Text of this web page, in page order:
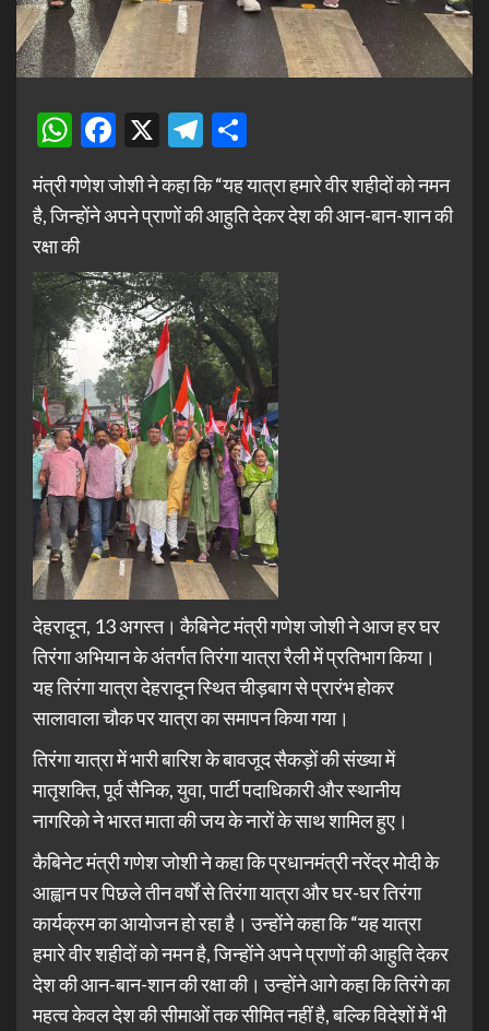
WhatsApp
Facebook
X Telegram
मंत्री गणेश जोशी ने कहा कि “यह यात्रा हमारे वीर शहीदों को नमन
है, जिन्होंने अपने प्राणों की आहुति देकर देश की आन-बान-शान की
रक्षा की
देहरादून, 13 अगस्त। कैबिनेट मंत्री गणेश जोशी ने आज हर घर
तिरंगा अभियान के अंतर्गत तिरंगा यात्रा रैली में प्रतिभाग किया।
यह तिरंगा यात्रा देहरादून स्थित चीड़बाग से प्रारंभ होकर
सालावाला चौक पर यात्रा का समापन किया गया।
तिरंगा यात्रा में भारी बारिश के बावजूद सैकड़ों की संख्या में
मातृशक्ति, पूर्व सैनिक, युवा, पार्टी पदाधिकारी और स्थानीय
नागरिको ने भारत माता की जय के नारों के साथ शामिल हुए।
कैबिनेट मंत्री गणेश जोशी ने कहा कि प्रधानमंत्री नरेंद्र मोदी के
आह्वान पर पिछले तीन वर्षों से तिरंगा यात्रा और घर-घर तिरंगा
कार्यक्रम का आयोजन हो रहा है। उन्होंने कहा कि “यह यात्रा
हमारे वीर शहीदों को नमन है, जिन्होंने अपने प्राणों की आहुति देकर
देश की आन-बान-शान की रक्षा की। उन्होंने आगे कहा कि तिरंगे का
महत्व केवल देश की सीमाओं तक सीमित नहीं है, बल्कि विदेशों में भी